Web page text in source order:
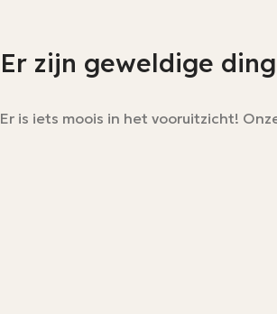
Er zijn geweldige
Er is iets moois in het vooruitzicht!